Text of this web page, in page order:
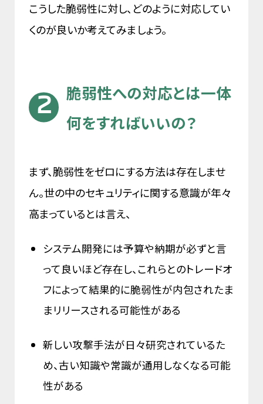
こうした脆弱性に対し、どのように対応してい
くのが良いか考えてみましょう。
脆弱性への対応とは一体
何をすればいいの？
まず、脆弱性をゼロにする方法は存在しませ
ん。世の中のセキュリティに関する意識が年々
高まっているとは言え、
システム開発には予算や納期が必ずと言
って良いほど存在し、これらとのトレードオ
フによって結果的に脆弱性が内包されたま
まリリースされる可能性がある
新しい攻撃手法が日々研究されているた
め、古い知識や常識が通用しなくなる可能
性がある